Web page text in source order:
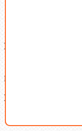
Латунный и
Ваша корзина
В корзине нет товаров.
Поиск